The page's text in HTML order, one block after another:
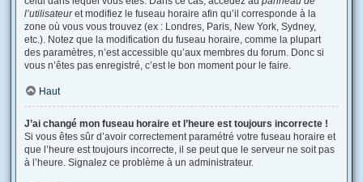
l’utilisateuret modifiez le fuseau horaire afin qu’il corresponde à la
zone où vous vous trouvez (ex : Londres, Paris, New York, Sydney,
etc.). Notez que la modification du fuseau horaire, comme la plupart
des paramètres, n’est accessible qu’aux membres du forum. Donc si
vous n’êtes pas enregistré, c’est le bon moment pour le faire.
Haut
J’ai changé mon fuseau horaire et l’heure est toujours incorrecte !
Si vous êtes sûr d’avoir correctement paramétré votre fuseau horaire et
que l’heure est toujours incorrecte, il se peut que le serveur ne soit pas
à l’heure. Signalez ce problème à un administrateur.